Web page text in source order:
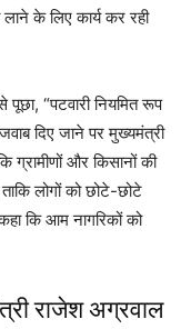
के लिए कार्य कर रही
पूछा, “पटवारी नियमित रूप
दिए जाने पर मुख्यमंत्री
ग्रामीणों और किसानों की
लोगों को छोटे-छोटे
कि आम नागरिकों को
राजेश अग्रवाल